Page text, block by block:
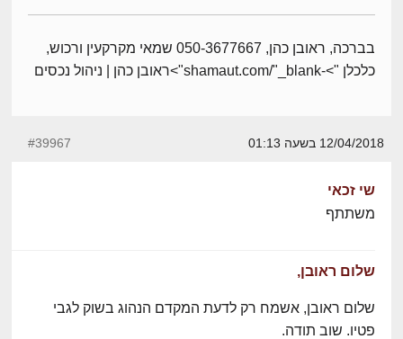
בברכה, ראובן כהן, 050-3677667 שמאי מקרקעין ורכוש,
כלכלן ">-shamaut.com/"_blank">ראובן כהן | ניהול נכסים
12/04/2018 בשעה 01:13 #39967
שי זכאי
משתתף
שלום ראובן,
שלום ראובן, אשמח רק לדעת המקדם הנהוג בשוק לגבי
פטיו. שוב תודה.